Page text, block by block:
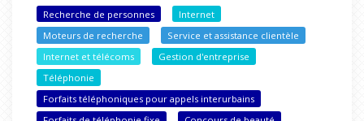
Recherche de personnes
Internet
Moteurs de recherche
Service et assistance clientèle
Internet et télécoms
Gestion d'entreprise
Téléphonie
Forfaits téléphoniques pour appels interurbains